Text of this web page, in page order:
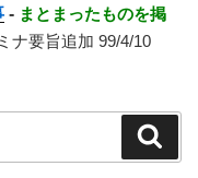
- まとまったものを掲
ナ要旨追加 99/4/10